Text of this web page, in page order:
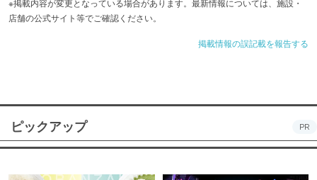
※掲載内容が変更となっている場合があります。最新情報については、施設・
店舗の公式サイト等でご確認ください。
掲載情報の誤記載を報告する
ピックアップ PR